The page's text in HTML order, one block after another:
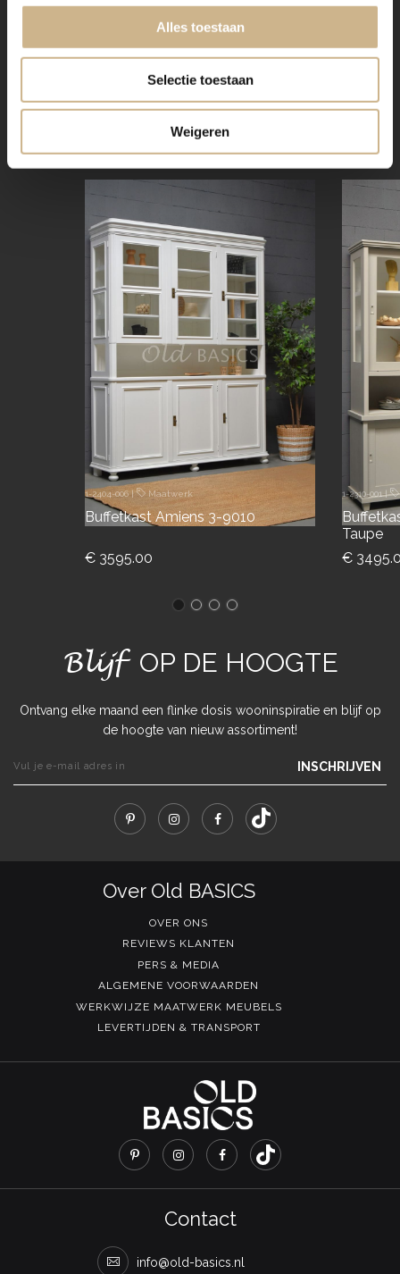
Alles toestaan
Selectie toestaan
Weigeren
SHOP OOK
1-2404-006 | Maatwerk
Buffetkast Amiens 3-9010
€ 3595.00
1-2310-001|
Taupe
€
Blijf OP DE HOOGTE
Ontvang elke maand een flinke dosis wooninspiratie en blijf op
de hoogte van nieuw assortiment!
INSCHRIJVEN
Over Old BASICS
OVER ONS
REVIEWS KLANTEN
PERS & MEDIA
ALGEMENE VOORWAARDEN
WERKWIJZE MAATWERK MEUBELS
LEVERTIJDEN & TRANSPORT
Contact
info@old-basics.nl